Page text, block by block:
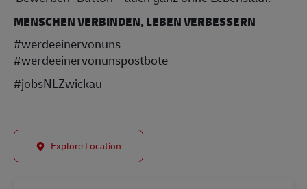
MENSCHEN VERBINDEN, LEBEN VERBESSERN
#werdeeinervonuns
#werdeeinervonunspostbote
#jobsNLZwickau
Explore Location